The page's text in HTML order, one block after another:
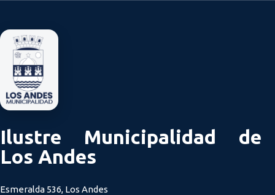
Ilustre Municipalidad de
Los Andes
Esmeralda 536, Los Andes